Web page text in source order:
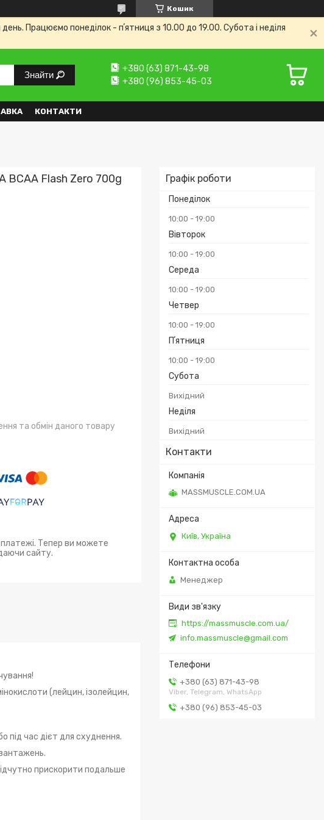
Кошик
Працюємо понеділок - пʼятниця з 10.00 до 19.00. Субота і неділя
Знайти
+380 (63) 871-43-98
+380 (96) 853-45-03
КОНТАКТИ
Графік роботи
Понеділок
10:00 19:00
Вівторок
10:00 19:00
Середа
10:00 19:00
Четвер
10:00 19:00
Пʼятниця
10:00 19:00
Субота
Вихідний
Неділя
Вихідний
Контакти
MASSMUSCLE.COM.UA
Київ, Україна
Менеджер
https://massmuscle.com.ua/
info.massmuscle@gmail.com
+380 (63) 871-43-98
Viber, Telegram, WhatsApp
+380 (96) 853-45-03
BCAA Flash Zero 700g
та обмін даного товару
платежі. Тепер ви можете
сайту.
(лейцин, ізолейцин,
під час дієт для схуднення.
прискорити подальше